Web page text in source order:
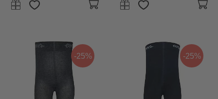
-25% -25%